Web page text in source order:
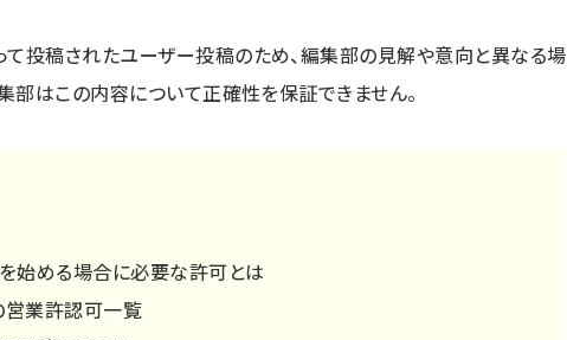
投稿されたユーザー投稿のため、編集部の見解や意向と異なる場
部はこの内容について正確性を保証できません。
始める場合に必要な許可とは
営業許認可一覧